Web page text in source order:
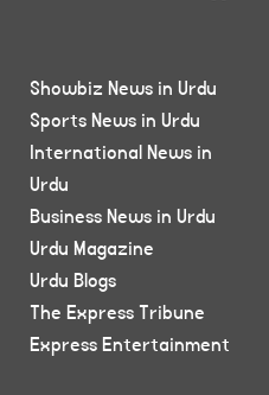
Showbiz News in Urdu
Sports News in Urdu
International News in
Urdu
Business News in Urdu
Urdu Magazine
Urdu Blogs
The Express Tribune
Express Entertainment